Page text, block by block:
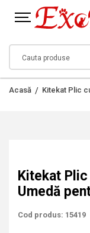
Acasă Kitekat Plic
Kitekat
Umedă
Cod produs: 15419